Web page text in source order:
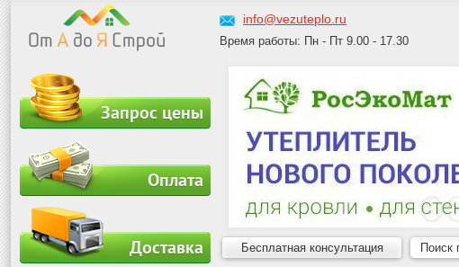
info@vezuteplo.ru
Время работы: Пн - Пт 9.00 - 17.30
Запрос цены
Оплата
Доставка Бесплатная консультация